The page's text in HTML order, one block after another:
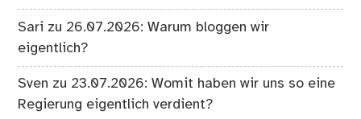
Sari zu 26.07.2026: Warum bloggen wir
eigentlich?
Sven zu 23.07.2026: Womit haben wir uns so eine
Regierung eigentlich verdient?